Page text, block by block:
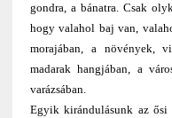
gondra, a bánatra. Csak
hogy valahol baj van,
morajában, a növények,
madarak hangjában, a
varázsában.
Egyik kirándulásunk az ősi